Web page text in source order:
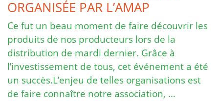
ORGANISÉE PAR L’AMAP
Ce fut un beau moment de faire découvrir les
produits de nos producteurs lors de la
distribution de mardi dernier. Grâce à
l’investissement de tous, cet événement a été
un succès.L’enjeu de telles organisations est
de faire connaître notre association, …